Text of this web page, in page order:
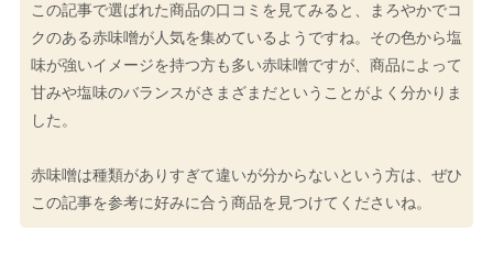
この記事で選ばれた商品の口コミを見てみると、まろやかでコ
クのある赤味噌が人気を集めているようですね。その色から塩
味が強いイメージを持つ方も多い赤味噌ですが、商品によって
甘みや塩味のバランスがさまざまだということがよく分かりま
した。
赤味噌は種類がありすぎて違いが分からないという方は、ぜひ
この記事を参考に好みに合う商品を見つけてくださいね。